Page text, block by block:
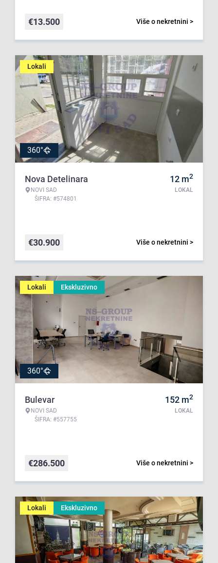
Više o nekretnini >
€13.500
Lokali
360°
Nova Detelinara
NOVI SAD
ŠIFRA: #574801
12 m2
LOKAL
Više o nekretnini >
€30.900
Lokali Ekskluzivno
360°
Bulevar
NOVI SAD
ŠIFRA: #557755
152 m2
LOKAL
Više o nekretnini >
€286.500
Lokali Ekskluzivno